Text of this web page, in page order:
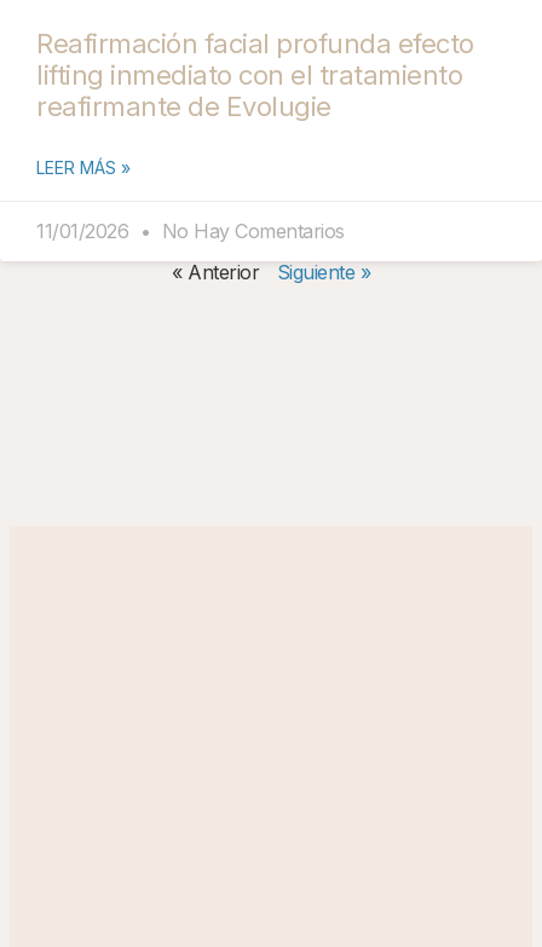
Reafirmación facial profunda efecto
lifting inmediato con el tratamiento
reafirmante de Evolugie
LEER MÁS »
11/01/2026
No Hay Comentarios
« Anterior
Siguiente »